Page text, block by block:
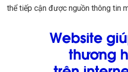
thể tiếp cận được nguồn thông tin